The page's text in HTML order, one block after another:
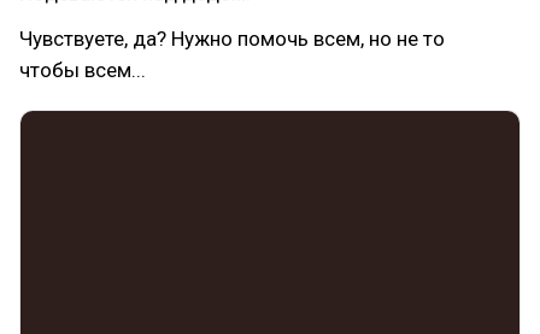
Чувствуете, да? Нужно помочь всем, но не то
чтобы всем...